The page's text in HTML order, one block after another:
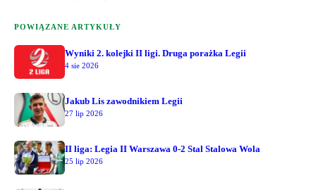
POWIĄZANE ARTYKUŁY
Wyniki 2. kolejki II ligi. Druga porażka Legii
4 sie 2026
Jakub Lis zawodnikiem Legii
27 lip 2026
II liga: Legia II Warszawa 0-2 Stal Stalowa Wola
25 lip 2026